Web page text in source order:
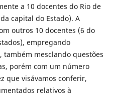
a 10 docentes do Rio de
capital do Estado). A
outros 10 docentes (6 do
empregando
mesclando questões
porém com um número
que visávamos conferir,
relativos à